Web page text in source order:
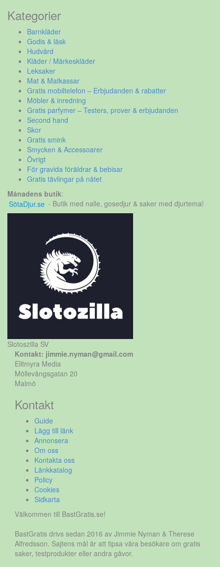
Kategorier
Barnkläder
Godis & läsk
Hudvård
Kläder / Märkeskläder
Leksaker
Mat & Matkassar
Gratis mobiltelefon – Erbjudanden & rabatter
Möbler & inredning
Gratis parfymer – Testers, prover & erbjudanden
Second hand
Skor
Gratis smink
Smycken & Accessoarer
Övrigt
För gravida föräldrar & bebisar
Gratis tävlingar på nätet
Månadens butik:
SötaDjur.se - Butik med nalle, gosedjur & saker med djurtema!
Slotoszilla SV
Kontakt: jimmie.nyman@gmail.com
Elitmyra Media
Möllevångsgatan 20
Malmö
Kontakt
Guide
Lägg till länk
Annonsera
Om oss
Kontakta oss
Länkkatalog
Policy
Cookies
Sidkarta
Välkommen till BastGratis.se!
BastGratis drivs sedan 2016 av Jimmie Nyman & Therese
Alfredsson. Sajtens mål är att tipsa våra besökare om gratis
saker, testprodukter eller andra gåvor.